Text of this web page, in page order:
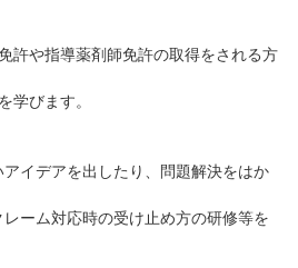
許や指導薬剤師免許の取得をされる方
学びます。
イデアを出したり、問題解決をはか
ーム対応時の受け止め方の研修等を